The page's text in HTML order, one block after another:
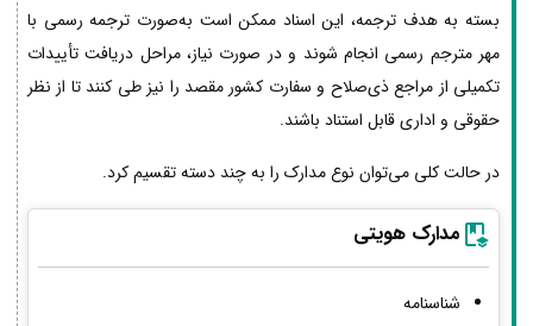
بسته به هدف ترجمه، این اسناد ممکن است به‌صورت ترجمه رسمی با
مهر مترجم رسمی انجام شوند و در صورت نیاز، مراحل دریافت تأییدات
تکمیلی از مراجع ذی‌صلاح و سفارت کشور مقصد را نیز طی کنند تا از نظر
حقوقی و اداری قابل استناد باشند.
در حالت کلی می‌توان نوع مدارک را به چند دسته تقسیم کرد.
مدارک هویتی
شناسنامه